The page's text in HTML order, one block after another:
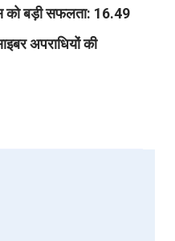
बड़ी सफलता: 16.49
अपराधियों की